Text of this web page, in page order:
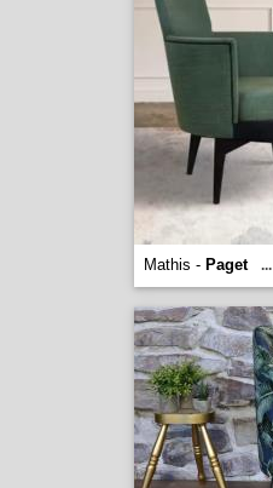
Mathis - Paget ...